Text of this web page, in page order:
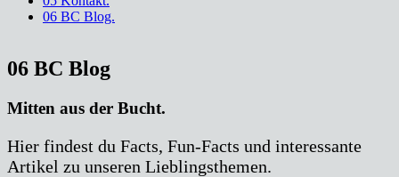
06 BC Blog.
06 BC Blog
Mitten aus der Bucht.
Hier findest du Facts, Fun-Facts und interessante
Artikel zu unseren Lieblingsthemen.